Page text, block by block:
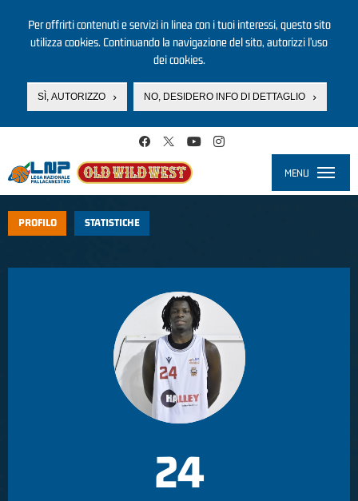
Per offrirti contenuti e servizi in linea con i tuoi interessi, questo sito
utilizza cookies. Continuando la navigazione del sito, autorizzi l’uso
dei cookies.
SÌ, AUTORIZZO NO, DESIDERO INFO DI DETTAGLIO
MENU
PROFILO STATISTICHE
24